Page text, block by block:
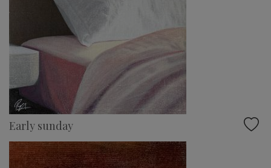
Early sunday